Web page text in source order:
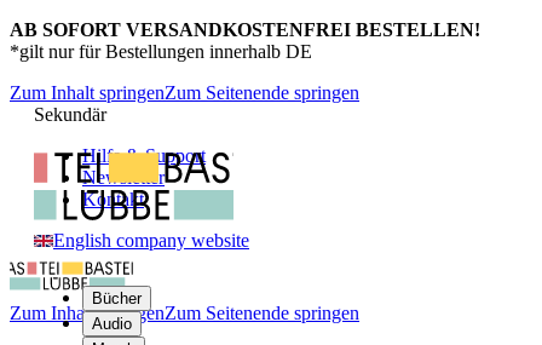
AB SOFORT VERSANDKOSTENFREI BESTELLEN!
*gilt nur für Bestellungen innerhalb DE
Zum Inhalt springenZum Seitenende springen
Sekundär
Hilfe & Support
Newsletter
Kontakt
English company website
Bücher
Audio
Zum Inhalt springenZum Seitenende springen